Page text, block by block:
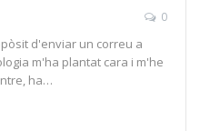
0
d'enviar un correu a
m'ha plantat cara i m'he
ha…